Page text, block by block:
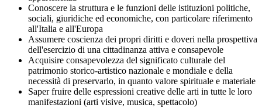
Conoscere la struttura e le funzioni delle istituzioni politiche,
sociali, giuridiche ed economiche, con particolare riferimento
all'Italia e all'Europa
Assumere coscienza dei propri diritti e doveri nella prospettiva
dell'esercizio di una cittadinanza attiva e consapevole
Acquisire consapevolezza del significato culturale del
patrimonio storico-artistico nazionale e mondiale e della
necessità di preservarlo, in quanto valore spirituale e materiale
Saper fruire delle espressioni creative delle arti in tutte le loro
manifestazioni (arti visive, musica, spettacolo)